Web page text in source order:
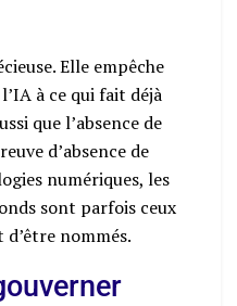
Elle empêche
à ce qui fait déjà
que l’absence de
d’absence de
numériques, les
sont parfois ceux
nommés.